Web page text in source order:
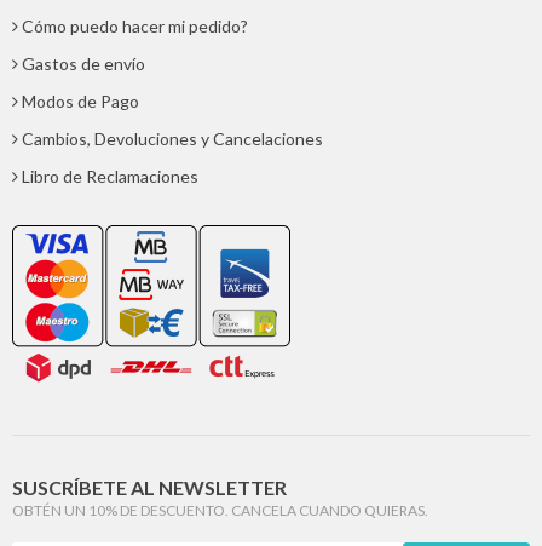
Cómo puedo hacer mi pedido?
Gastos de envío
Modos de Pago
Cambios, Devoluciones y Cancelaciones
Libro de Reclamaciones
SUSCRÍBETE AL NEWSLETTER
OBTÉN UN 10% DE DESCUENTO. CANCELA CUANDO QUIERAS.